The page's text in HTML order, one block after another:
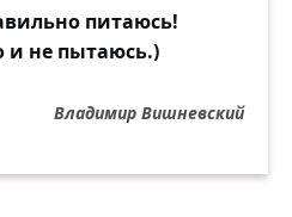
питаюсь!
и не пытаюсь.)
Владимир Вишневский